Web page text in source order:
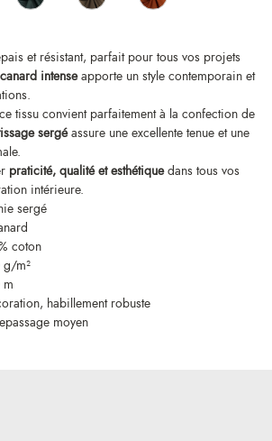
et résistant, parfait pour tous vos projets
intenseapporte un style contemporain et
tissu convient parfaitement à la confection de
sergéassure une excellente tenue et une
praticité, qualité et esthétiquedans tous vos
intérieure.
sergé
coton
m²
m
habillement robuste
moyen